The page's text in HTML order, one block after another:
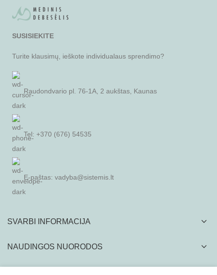
SUSISIEKITE
Turite klausimų, ieškote individualaus sprendimo?
Raudondvario pl. 76-1A, 2 aukštas, Kaunas
Tel: +370 (676) 54535
E-paštas: vadyba@sistemis.lt
SVARBI INFORMACIJA
NAUDINGOS NUORODOS